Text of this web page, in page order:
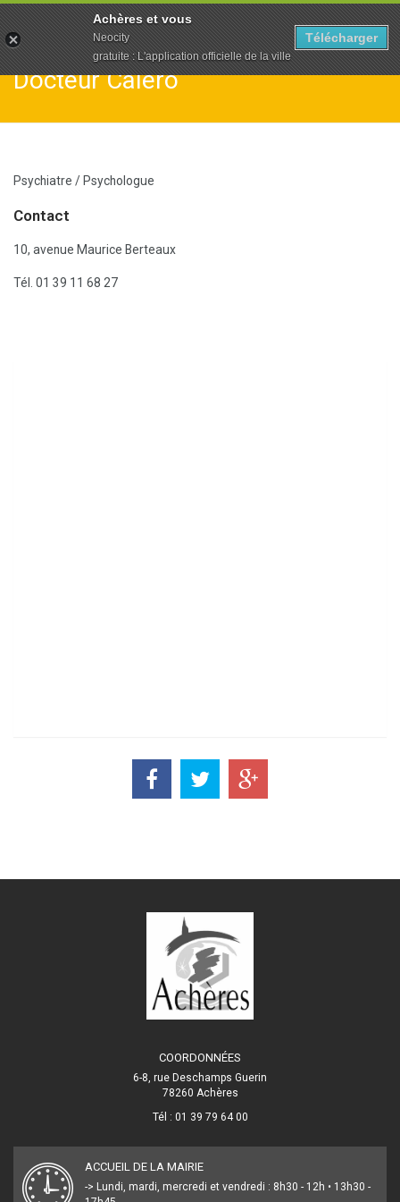
Docteur Calero
Psychiatre / Psychologue
Contact
10, avenue Maurice Berteaux
Tél. 01 39 11 68 27
COORDONNÉES
6-8, rue Deschamps Guerin
78260 Achères
Tél : 01 39 79 64 00
ACCUEIL DE LA MAIRIE
-> Lundi, mardi, mercredi et vendredi : 8h30 - 12h • 13h30 -
Achères et vous
Neocity
gratuite : L'application officielle de la ville
Télécharger